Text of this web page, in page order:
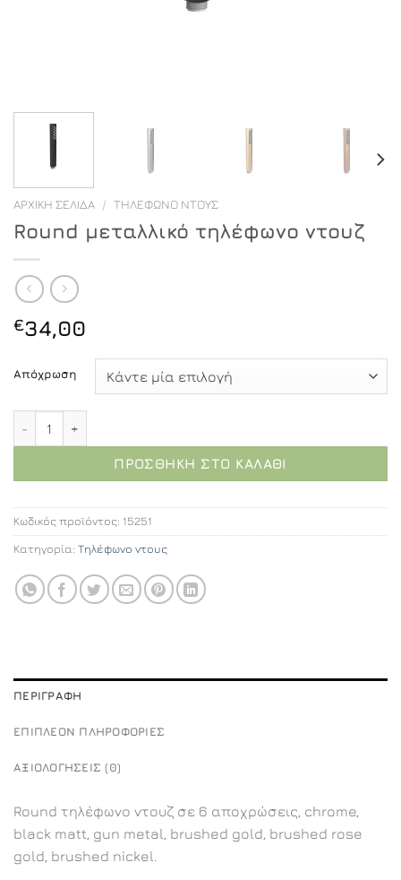
ΑΡΧΙΚΉ ΣΕΛΊΔΑ / ΤΗΛΈΦΩΝΟ ΝΤΟΥΣ
Round μεταλλικό τηλέφωνο ντουζ
€34,00
Απόχρωση
ΠΡΟΣΘΉΚΗ ΣΤΟ ΚΑΛΆΘΙ
Κωδικός προϊόντος: 15251
Κατηγορία: Τηλέφωνο ντους
ΠΕΡΙΓΡΑΦΉ
ΕΠΙΠΛΈΟΝ ΠΛΗΡΟΦΟΡΊΕΣ
ΑΞΙΟΛΟΓΉΣΕΙΣ (0)
Round τηλέφωνο ντουζ σε 6 αποχρώσεις, chrome,
black matt, gun metal, brushed gold, brushed rose
gold, brushed nickel.